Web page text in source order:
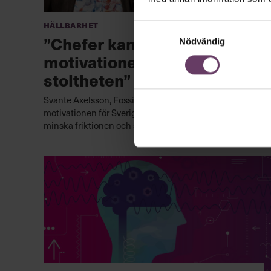
Nödvändig
Hållbarhet
”Chefer kan öka
motivationen och
stoltheten”
Svante Axelsson, Fossilfritt Sverige: Genom att öka
motivationen för Sveriges klimatomställning, kan vi
minska friktionen och störningarna.